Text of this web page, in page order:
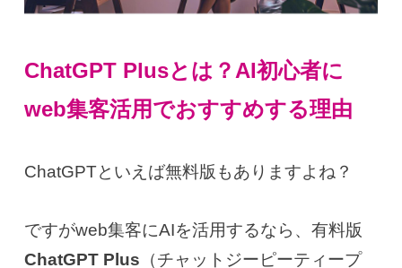
ChatGPT Plusとは？AI初心者に
web集客活用でおすすめする理由
ChatGPTといえば無料版もありますよね？
ですがweb集客にAIを活用するなら、有料版
ChatGPT Plus （チャットジーピーティープ